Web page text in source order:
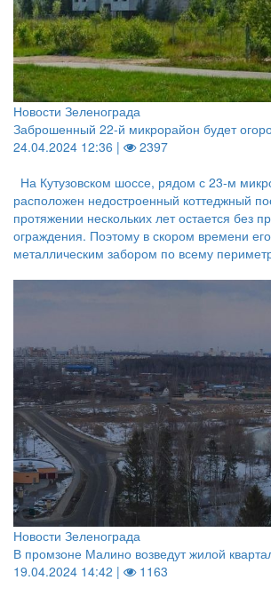
Новости Зеленограда
Заброшенный 22-й микрорайон будет
24.04.2024 12:36 |
2397
На Кутузовском шоссе, рядом с 23-м
расположен недостроенный коттеджный
протяжении нескольких лет остается без
ограждения. Поэтому в скором времени
металлическим забором по всему
Новости Зеленограда
В промзоне Малино возведут жилой
19.04.2024 14:42 |
1163